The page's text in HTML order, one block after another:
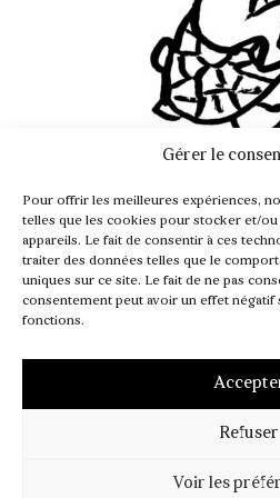
Gérer le
Pour offrir les meilleures expériences,
telles que les cookies pour stocker et/ou
appareils. Le fait de consentir à ces
traiter des données telles que le
uniques sur ce site. Le fait de ne pas
consentement peut avoir un effet négatif
fonctions.
Refuser
Voir les
MENTIONS
POLITIQUE DE